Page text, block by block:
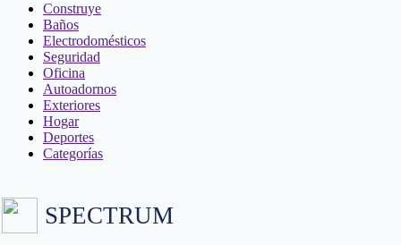
Construye
Baños
Electrodomésticos
Seguridad
Oficina
Autoadornos
Exteriores
Hogar
Deportes
Categorías
SPECTRUM